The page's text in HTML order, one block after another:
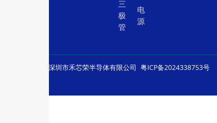
三
极
管
电
源
深圳市禾芯荣半导体有限公司 粤ICP备2024338753号